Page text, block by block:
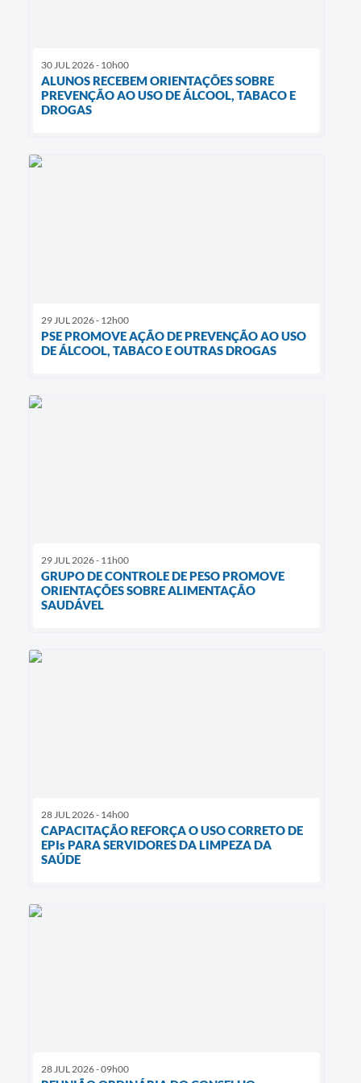
30 JUL 2026 - 10h00
ALUNOS RECEBEM ORIENTAÇÕES SOBRE
PREVENÇÃO AO USO DE ÁLCOOL, TABACO E
DROGAS
29 JUL 2026 - 12h00
PSE PROMOVE AÇÃO DE PREVENÇÃO AO USO
DE ÁLCOOL, TABACO E OUTRAS DROGAS
29 JUL 2026 - 11h00
GRUPO DE CONTROLE DE PESO PROMOVE
ORIENTAÇÕES SOBRE ALIMENTAÇÃO
SAUDÁVEL
28 JUL 2026 - 14h00
CAPACITAÇÃO REFORÇA O USO CORRETO DE
EPIs PARA SERVIDORES DA LIMPEZA DA
SAÚDE
28 JUL 2026 - 09h00